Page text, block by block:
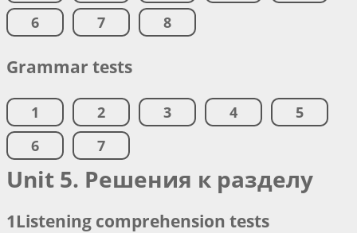
6
7 8
Grammar tests
1 2 3 4
5
6
7
Unit 5. Решения к разделу
1Listening comprehension tests